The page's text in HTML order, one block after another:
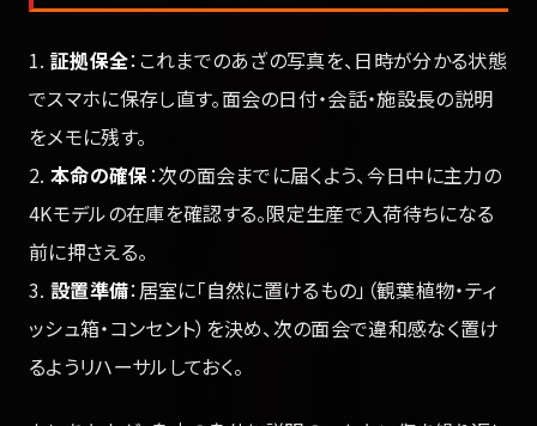
1. 証拠保全：これまでのあざの写真を、日時が分かる状態
でスマホに保存し直す。面会の日付・会話・施設長の説明
をメモに残す。
2. 本命の確保：次の面会までに届くよう、今日中に主力の
4Kモデルの在庫を確認する。限定生産で入荷待ちになる
前に押さえる。
3. 設置準備：居室に「自然に置けるもの」（観葉植物・ティ
ッシュ箱・コンセント）を決め、次の面会で違和感なく置け
るようリハーサルしておく。